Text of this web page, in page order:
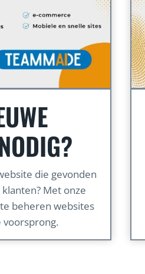
die gevonden
Met onze
beheren websites
voorsprong.